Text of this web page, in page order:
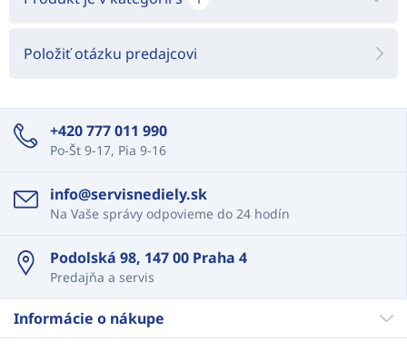
Položiť otázku predajcovi
+420 777 011 990
Po-Št 9-17, Pia 9-16
info@servisnediely.sk
Na Vaše správy odpovieme do 24 hodín
Podolská 98, 147 00 Praha 4
Predajňa a servis
Informácie o nákupe